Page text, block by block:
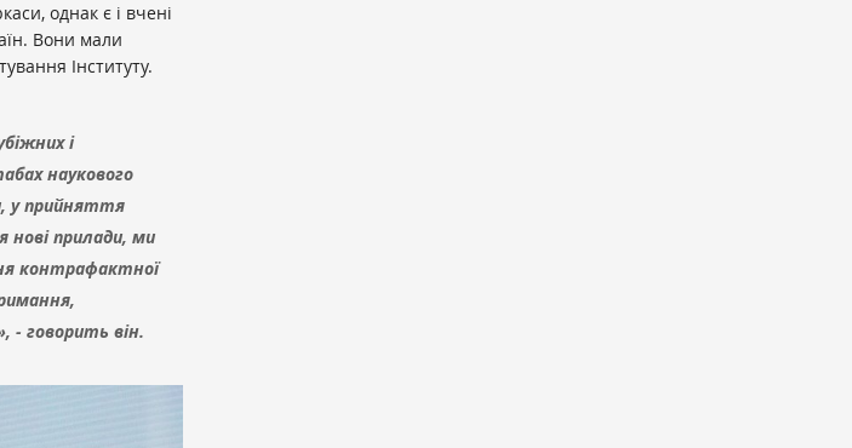
однак є і вчені
Вони мали
Інституту.
і
наукового
у прийняття
нові прилади, ми
контрафактної
- говорить він.